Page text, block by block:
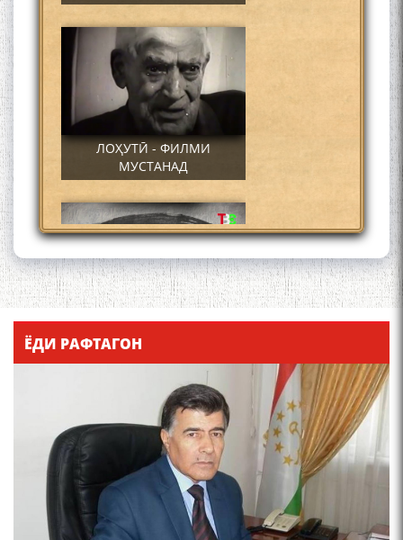
ЛОҲУТӢ - ФИЛМИ
МУСТАНАД
Қадамҷо - Лоҳутӣ
4-уми декабр- зодрӯзи
шоири абадзинда Абулқосим
Лоҳутӣ
ЁДИ РАФТАГОН